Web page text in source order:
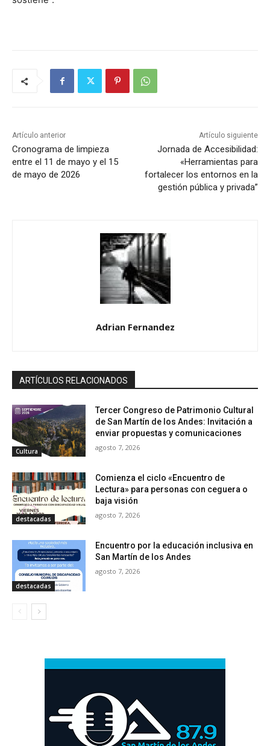
Artículo anterior
Cronograma de limpieza
entre el 11 de mayo y el 15
de mayo de 2026
Artículo siguiente
Jornada de Accesibilidad:
«Herramientas para
fortalecer los entornos en la
gestión pública y privada”
Adrian Fernandez
ARTÍCULOS RELACIONADOS
Cultura
Tercer Congreso de Patrimonio Cultural
de San Martín de los Andes: Invitación a
enviar propuestas y comunicaciones
agosto 7, 2026
destacadas
Comienza el ciclo «Encuentro de
Lectura» para personas con ceguera o
baja visión
agosto 7, 2026
destacadas
Encuentro por la educación inclusiva en
San Martín de los Andes
agosto 7, 2026